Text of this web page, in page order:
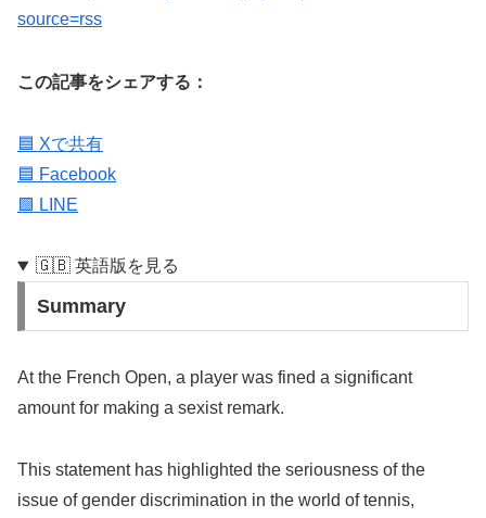
source=rss
この記事をシェアする：
🟦 Xで共有
🟦 Facebook
🟩 LINE
🇬🇧 英語版を見る
Summary
At the French Open, a player was fined a significant
amount for making a sexist remark.
This statement has highlighted the seriousness of the
issue of gender discrimination in the world of tennis,